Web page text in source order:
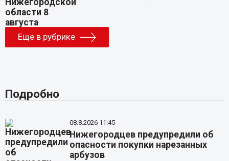
Еще в рубрике
Подробно
08.8.2026 11:45
Нижегородцев предупредили об
опасности покупки нарезанных
арбузов